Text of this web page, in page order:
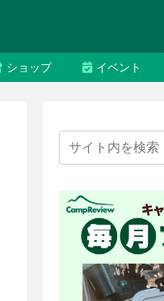
ショップ イベント